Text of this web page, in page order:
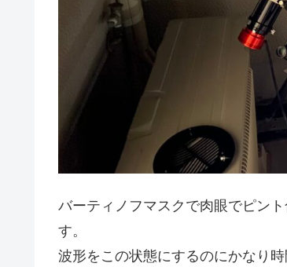
バーティノフマスクで肉眼でピン
す。
波形をこの状態にするのにかなり